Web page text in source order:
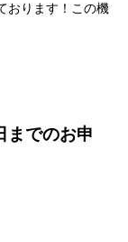
おります！この機
までのお申